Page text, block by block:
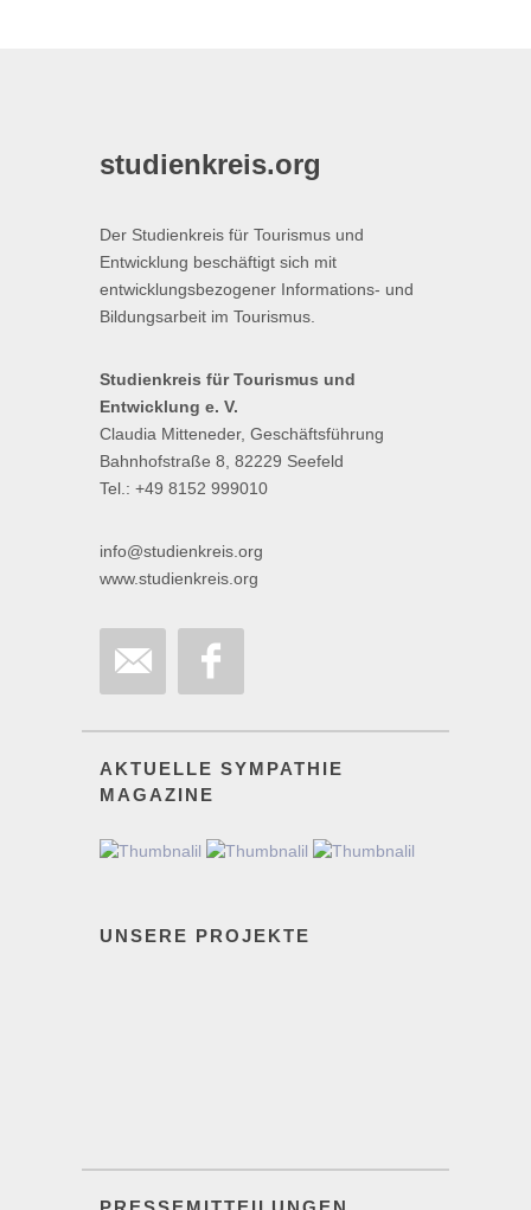
studienkreis.org
Der Studienkreis für Tourismus und
Entwicklung beschäftigt sich mit
entwicklungsbezogener Informations- und
Bildungsarbeit im Tourismus.
Studienkreis für Tourismus und
Entwicklung e. V.
Claudia Mitteneder, Geschäftsführung
Bahnhofstraße 8, 82229 Seefeld
Tel.: +49 8152 999010
info@studienkreis.org
www.studienkreis.org
AKTUELLE SYMPATHIE
MAGAZINE
UNSERE PROJEKTE